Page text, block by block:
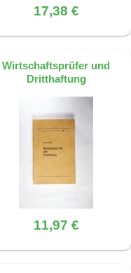
17,38 €
Wirtschaftsprüfer und
Dritthaftung
11,97 €